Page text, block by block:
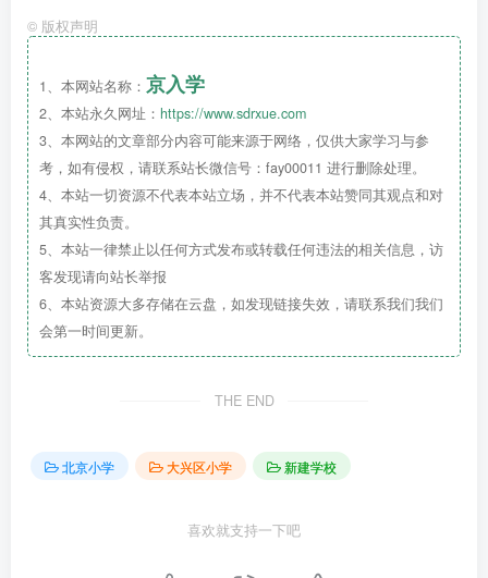
签约揭牌仪式上，区委教育工委书记王群会表示，黄城
根小学大兴校区是大兴教育向产业重点区域布局的又一举
措，也是西城区与大兴区开展友好合作的见证。大兴校区位
于西红门地区，地理位置优越，周边交通便捷、人文环境优
优质校“新星”必将在首都南部冉冉升起。
西红门镇镇长赵传富表示，西红门镇作为属地将全力以
© 版权声明
1、本网站名称： 京入学
2、本站永久网址： https://www.sdrxue.com
3、本网站的文章部分内容可能来源于网络，仅供大家学习与参
考，如有侵权，请联系站长微信号：fay00011 进行删除处理。
4、本站一切资源不代表本站立场，并不代表本站赞同其观点和对
其真实性负责。
5、本站一律禁止以任何方式发布或转载任何违法的相关信息，访
客发现请向站长举报
6、本站资源大多存储在云盘，如发现链接失效，请联系我们我们
会第一时间更新。
THE END
北京小学 大兴区小学 新建学校
喜欢就支持一下吧